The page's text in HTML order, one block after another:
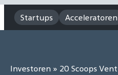
Startups Acceleratoren
Investoren » 20 Scoops